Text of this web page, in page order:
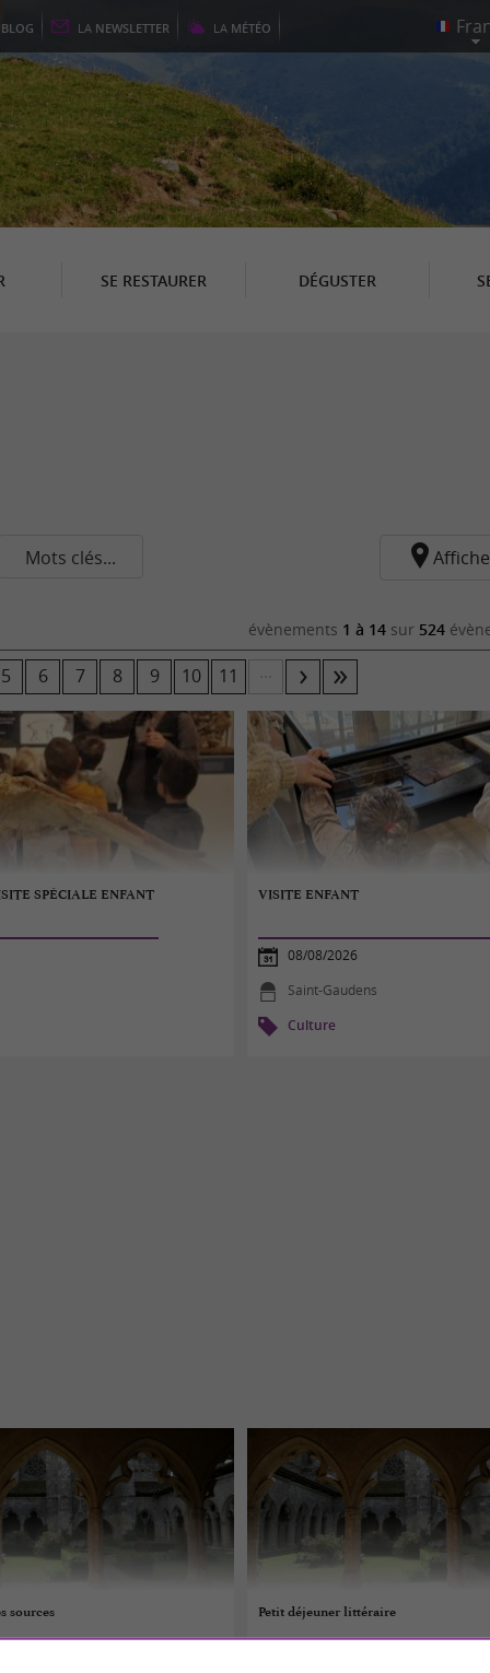
BLOG LA NEWSLETTER LA MÉTÉO
SE RESTAURER DÉGUSTER
Mots clés...
évènements 1 à 14 sur 524
5 6 7 8 9 10 11
SPÉCIALE ENFANT VISITE ENFANT
08/08/2026
Saint-Gaudens
Culture
sources Petit déjeuner littéraire